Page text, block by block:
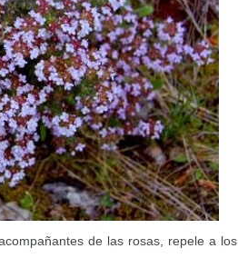
de las rosas, repele a los